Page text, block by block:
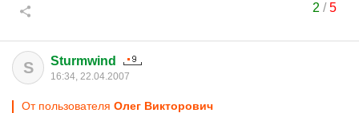
2 /5
S Sturmwind
16:34, 22.04.2007
От пользователя Олег Виктoрoвич